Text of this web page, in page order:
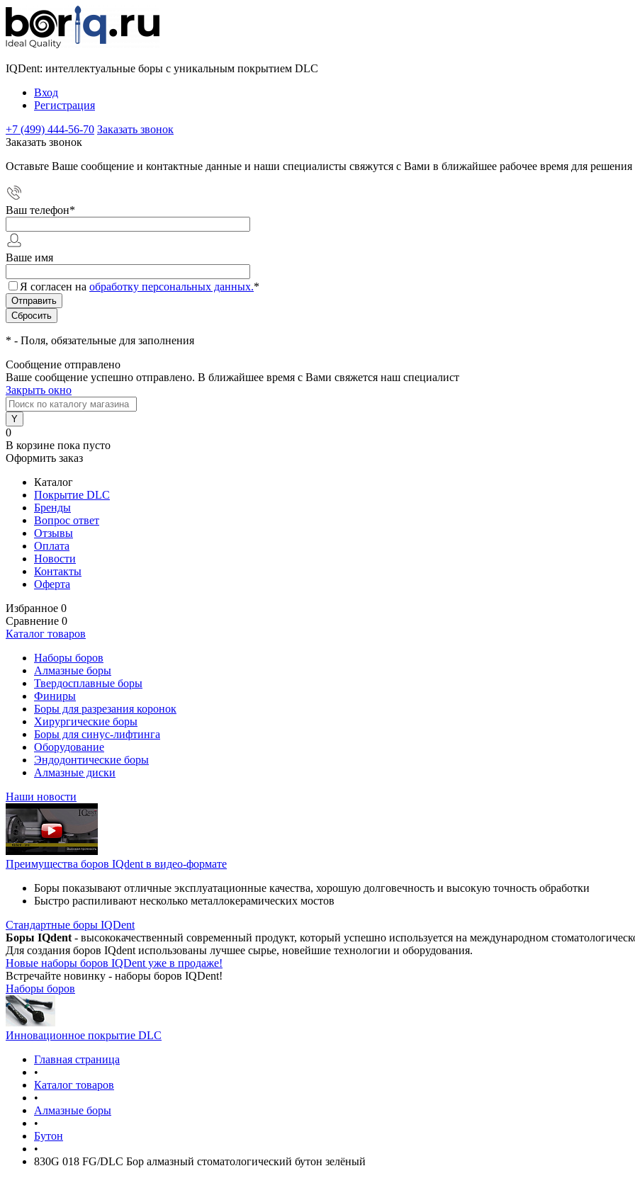
IQDent: интеллектуальные боры с уникальным покрытием DLC
Вход
Регистрация
+7 (499) 444-56-70 Заказать звонок
Заказать звонок
Оставьте Ваше сообщение и контактные данные и наши специалисты свяжутся с Вами в ближайшее рабочее время для
Ваш телефон*
Ваше имя
Я согласен на обработку персональных данных.*
* - Поля, обязательные для заполнения
Сообщение отправлено
Ваше сообщение успешно отправлено. В ближайшее время с Вами свяжется наш специалист
Закрыть окно
0
В корзине пока пусто
Оформить заказ
Каталог
Покрытие DLC
Бренды
Вопрос ответ
Отзывы
Оплата
Новости
Контакты
Оферта
Избранное 0
Сравнение 0
Каталог товаров
Наборы боров
Алмазные боры
Твердосплавные боры
Финиры
Боры для разрезания коронок
Хирургические боры
Боры для синус-лифтинга
Оборудование
Эндодонтические боры
Алмазные диски
Наши новости
Преимущества боров IQdent в видео-формате
Боры показывают отличные эксплуатационные качества, хорошую долговечность и высокую точность обработки
Быстро распиливают несколько металлокерамических мостов
Стандартные боры IQDent
Боры IQdent - высококачественный современный продукт, который успешно используется на международном
Для создания боров IQdent использованы лучшее сырье, новейшие технологии и оборудования.
Новые наборы боров IQDent уже в продаже!
Встречайте новинку - наборы боров IQDent!
Наборы боров
Инновационное покрытие DLC
Главная страница
•
Каталог товаров
•
Алмазные боры
•
Бутон
•
830G 018 FG/DLC Бор алмазный стоматологический бутон зелёный